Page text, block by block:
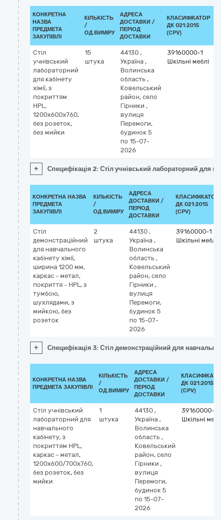
КОНКРЕТНА
НАЗВА
ПРЕДМЕТА
ЗАКУПІВЛІ
КІЛЬКІСТЬ
/
ОД.ВИМІРУ
АДРЕСА
ДОСТАВКИ /
ПЕРІОД
ДОСТАВКИ
КЛАСИФІКАТОР
ДК 021:2015
(CPV)
Стіл
учнівський
лабораторний
для кабінету
хімії, з
покриттям
HPL,
1200х600х760,
без розеток,
без мийки
15
штука
44130 ,
Україна ,
Волинська
область ,
Ковельський
район, село
Гірники ,
вулиця
Перемоги,
будинок 5
по 15-07-
2026
39160000-1
Шкільні меблі
+ Специфікація 2: Стіл учнівський лабораторний для
КОНКРЕТНА НАЗВА
ПРЕДМЕТА
ЗАКУПІВЛІ
КІЛЬКІСТЬ
/
ОД.ВИМІРУ
АДРЕСА
ДОСТАВКИ /
ПЕРІОД
ДОСТАВКИ
КЛАСИФІКАТОР
ДК 021:2015
(CPV)
Стіл
демонстраційний
для навчального
кабінету хімії,
ширина 1200 мм,
каркас - метал,
покриття - HPL, з
тумбою,
шухлядами, з
мийкою, без
розеток
2
штука
44130 ,
Україна ,
Волинська
область ,
Ковельський
район, село
Гірники ,
вулиця
Перемоги,
будинок 5
по 15-07-
2026
39160000-1
Шкільні меблі
+ Специфікація 3: Стіл демонстраційний для
КОНКРЕТНА НАЗВА
ПРЕДМЕТА ЗАКУПІВЛІ
КІЛЬКІСТЬ
/
ОД.ВИМІРУ
АДРЕСА
ДОСТАВКИ /
ПЕРІОД
ДОСТАВКИ
ДК 021:2015
(CPV)
Стіл учнівський
лабораторний для
навчального
кабінету, з
покриттям HPL,
каркас - метал,
1200х600/700х760,
без розеток, без
мийки
1
штука
44130 ,
Україна ,
Волинська
область ,
Ковельський
район, село
Гірники ,
вулиця
Перемоги,
будинок 5
по 15-07-
2026
39160000-1
Шкільні